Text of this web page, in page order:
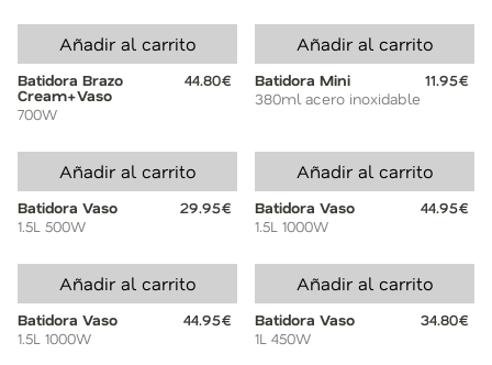
Añadir al carrito
Batidora Brazo
Cream+Vaso
44.80€
700W
Añadir al carrito
Batidora Mini
11.95€
380ml acero inoxidable
Añadir al carrito
Batidora Vaso
29.95€
1.5L 500W
Añadir al carrito
Batidora Vaso
44.95€
1.5L 1000W
Añadir al carrito
Batidora Vaso
44.95€
1.5L 1000W
Añadir al carrito
Batidora Vaso
34.80€
1L 450W